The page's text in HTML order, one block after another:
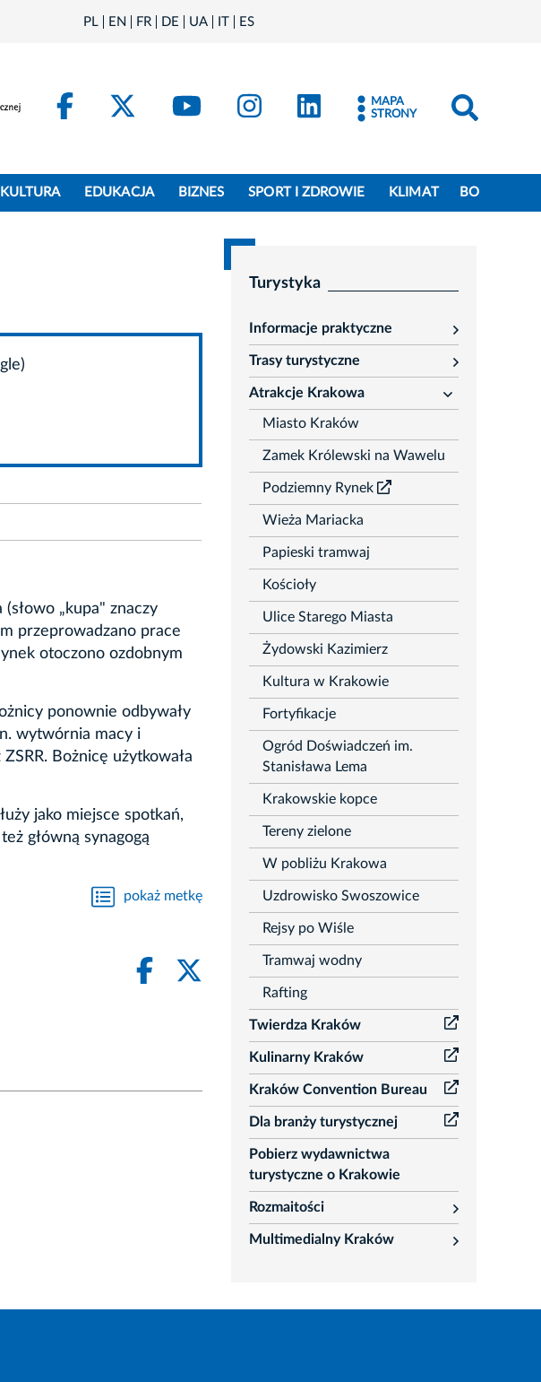
PL EN FR DE UA IT ES
FacebookKraków - X
Kraków - YouTube
Kraków - Instagram
Kraków - LinkedIn
MAPA
STRONY
KULTURA EDUKACJA BIZNES SPORT I ZDROWIE KLIMAT BO
„kupa" znaczy
przeprowadzano prace
otoczono ozdobnym
ponownie odbywały
wytwórnia macy i
Bożnicę użytkowała
jako miejsce spotkań,
główną synagogą
pokaż metkę
Turystyka
Informacje praktyczne
rozwiń
Trasy turystyczne
rozwiń
Atrakcje Krakowa
rozwiń
Miasto Kraków
Zamek Królewski na Wawelu
Podziemny Rynek
Wieża Mariacka
Papieski tramwaj
Kościoły
Ulice Starego Miasta
Żydowski Kazimierz
Kultura w Krakowie
Fortyfikacje
Ogród Doświadczeń im.
Stanisława Lema
Krakowskie kopce
Tereny zielone
W pobliżu Krakowa
Uzdrowisko Swoszowice
Rejsy po Wiśle
Tramwaj wodny
Rafting
Twierdza Kraków
Kulinarny Kraków
Kraków Convention Bureau
Dla branży turystycznej
Pobierz wydawnictwa
turystyczne o Krakowie
Rozmaitości
rozwiń
Multimedialny Kraków
rozwiń